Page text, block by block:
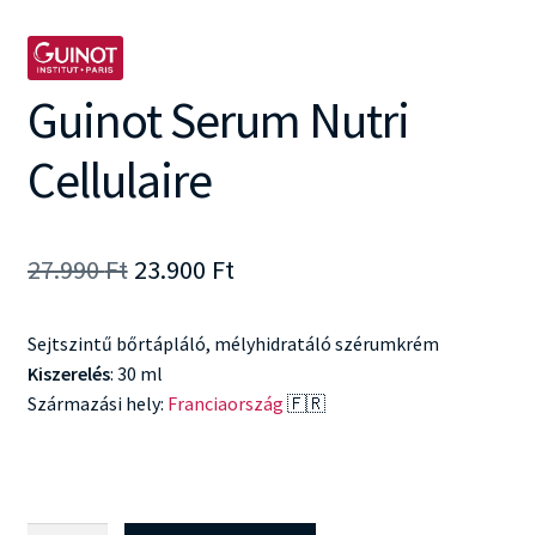
Guinot Serum Nutri
Cellulaire
27.990Ft Original
was:
27.990 Ft.
23.900 FtCurrent
is:
23.900 Ft.
Sejtszintű bőrtápláló, mélyhidratáló szérumkrém
Kiszerelés: 30 ml
Származási hely: Franciaország 🇫🇷